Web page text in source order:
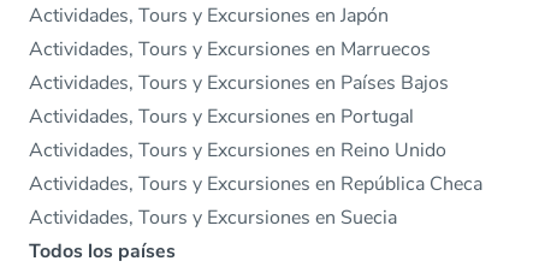
Actividades, Tours y Excursiones en Japón
Actividades, Tours y Excursiones en Marruecos
Actividades, Tours y Excursiones en Países Bajos
Actividades, Tours y Excursiones en Portugal
Actividades, Tours y Excursiones en Reino Unido
Actividades, Tours y Excursiones en República Checa
Actividades, Tours y Excursiones en Suecia
Todos los países